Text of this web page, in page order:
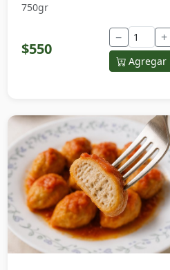
750gr
$550
− +
Agregar